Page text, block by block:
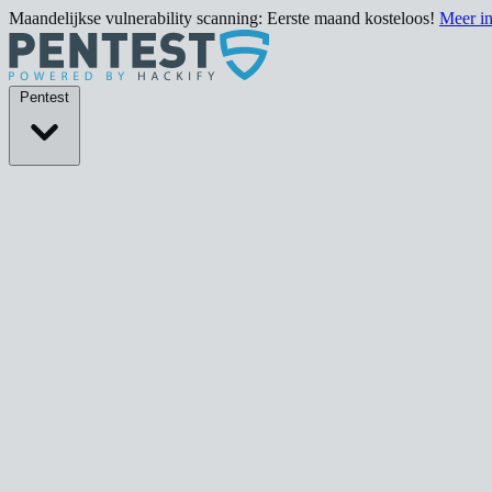
Maandelijkse vulnerability scanning: Eerste maand kosteloos! Meer
Pentests